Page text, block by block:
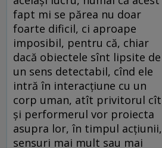
fapt mi se părea nu doar
foarte dificil, ci aproape
imposibil, pentru că, chiar
dacă obiectele sînt lipsite de
un sens detectabil, cînd ele
intră în interacțiune cu un
corp uman, atît privitorul cît
și performerul vor proiecta
asupra lor, în timpul acțiunii,
sensuri mai mult sau mai